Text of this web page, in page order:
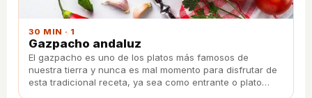
30 MIN · 1
Gazpacho andaluz
El gazpacho es uno de los platos más famosos de
nuestra tierra y nunca es mal momento para disfrutar de
esta tradicional receta, ya sea como entrante o plato